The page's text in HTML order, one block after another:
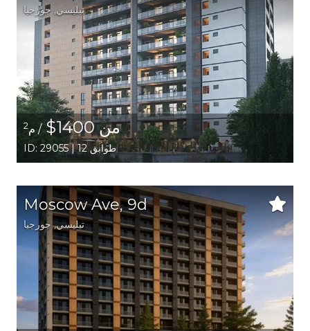
تبليسي, جورجيا
من 1400$ / م2
ID: 29055 | 12 طوابق
Moscow Ave, 9d
تبليسي,جورجيا